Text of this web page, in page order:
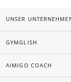
UNSER
GYMGLISH
AIMIGO COACH